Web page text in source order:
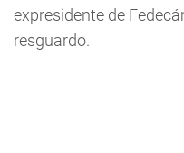
expresidente de
resguardo.